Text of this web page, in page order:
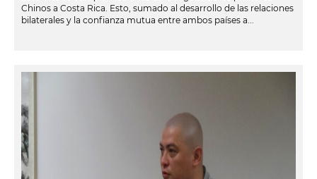
Chinos a Costa Rica. Esto, sumado al desarrollo de las relaciones
bilaterales y la confianza mutua entre ambos países a...